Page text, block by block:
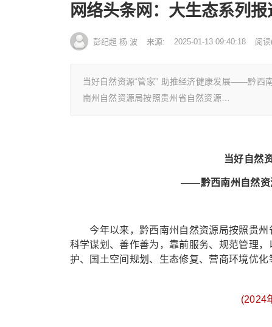
网络头条网：大生态系列
彭纪超 杨 波 来源: 2025-01-13 09:40:18 阅读
当好自然资源“管家” 助推经济健康发展——黔
南州自然资源局按照贵州省自然资源…
当好自然
——黔西南州自然资
今年以来，黔西南州自然资源局按照贵州
科学谋划、善作善为，靠前服务、规范管理，
护、国土空间规划、生态修复、营商环境优化
(2024